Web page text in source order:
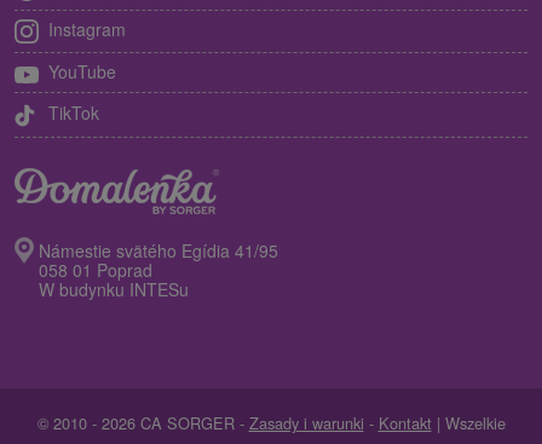
Instagram
YouTube
TikTok
Námestie svätého Egídia 41/95
058 01 Poprad
W budynku INTESu
© 2010 - 2026 CA SORGER - Zasady i warunki - Kontakt | Wszelkie